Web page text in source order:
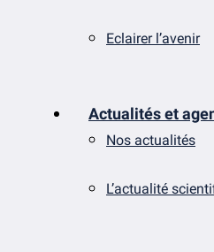
Eclairer l’avenir
Actualités et
Nos actualités
L’actualité